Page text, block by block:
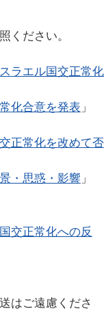
ください。
ラエル国交正常化
化合意を発表 」
正常化を改めて否
・思惑・影響 」
交正常化への反
はご遠慮くださ